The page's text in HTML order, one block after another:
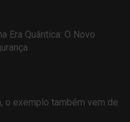
Era Quântica: O Novo
o exemplo também vem de